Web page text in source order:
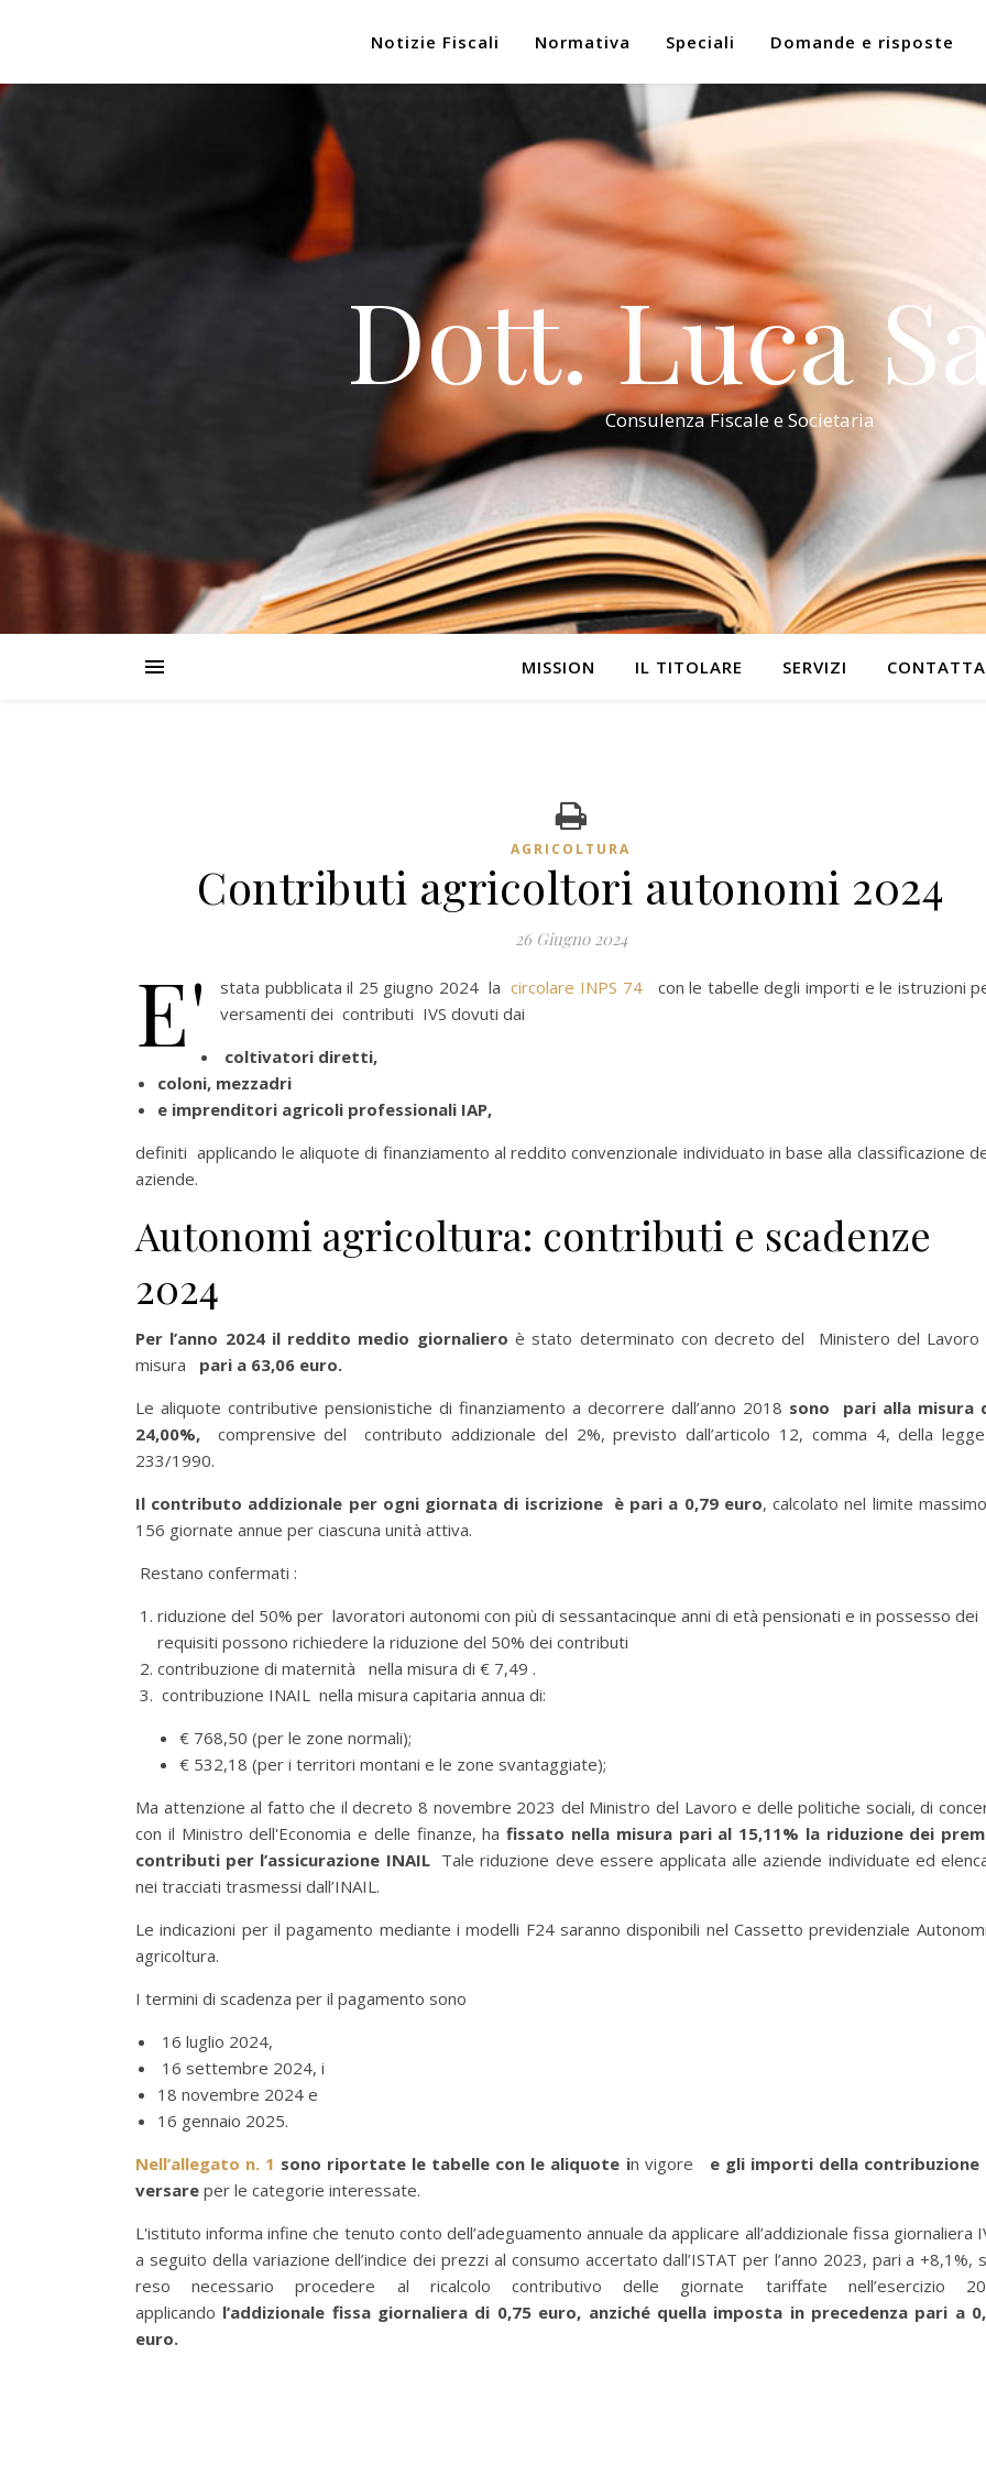
Notizie Fiscali Normativa Speciali Domande e risposte
Dott. Luca
Consulenza Fiscale e Societaria
MISSION IL TITOLARE SERVIZI
AGRICOLTURA
Contributi agricoltori autonomi 2024
26 Giugno 2024
E' stata pubblicata il 25 giugno 2024 lacircolare INPS 74con le tabelle degli importi e le istruzioni
versamenti dei contributi IVS dovuti dai
coltivatori diretti,
coloni, mezzadri
e imprenditori agricoli professionali IAP,
definiti applicando le aliquote di finanziamento al reddito convenzionale individuato in base alla classificazione
aziende.
Autonomi agricoltura: contributi e scadenze
2024
Per l’anno 2024 il reddito medio giornaliero è stato determinato con decreto del Ministero del
misura
pari a 63,06 euro.
Le aliquote contributive pensionistiche di finanziamento a decorrere dall’anno 2018 sono pari alla misura
24,00%, comprensive del contributo addizionale del 2%, previsto dall’articolo 12, comma 4, della
233/1990.
Il contributo addizionale per ogni giornata di iscrizione è pari a 0,79 euro, calcolato nel limite
156 giornate annue per ciascuna unità attiva.
Restano confermati :
riduzione del 50% per lavoratori autonomi con più di sessantacinque anni di età pensionati e in possesso dei
requisiti possono richiedere la riduzione del 50% dei contributi
contribuzione di maternità nella misura di € 7,49 .
contribuzione INAIL nella misura capitaria annua di:
€ 768,50 (per le zone normali);
€ 532,18 (per i territori montani e le zone svantaggiate);
Ma attenzione al fatto che il decreto 8 novembre 2023 del Ministro del Lavoro e delle politiche sociali, di
con il Ministro dell'Economia e delle finanze, hafissato nella misura pari al 15,11% la riduzione dei
contributi per l’assicurazione INAIL Tale riduzione deve essere applicata alle aziende individuate ed
nei tracciati trasmessi dall’INAIL.
Le indicazioni per il pagamento mediante i modelli F24 saranno disponibili nel Cassetto previdenziale
agricoltura.
I termini di scadenza per il pagamento sono
16 luglio 2024,
16 settembre 2024, i
18 novembre 2024 e
16 gennaio 2025.
Nell’allegato n. 1 sono riportate le tabelle con le aliquote in vigore e gli importi della contribuzione
versare per le categorie interessate.
L'istituto informa infine che tenuto conto dell’adeguamento annuale da applicare all’addizionale fissa giornaliera
a seguito della variazione dell’indice dei prezzi al consumo accertato dall’ISTAT per l’anno 2023, pari a +8,1%,
reso necessario procedere al ricalcolo contributivo delle giornate tariffate nell’esercizio
applicando l’addizionale fissa giornaliera di 0,75 euro, anziché quella imposta in precedenza pari a
euro.